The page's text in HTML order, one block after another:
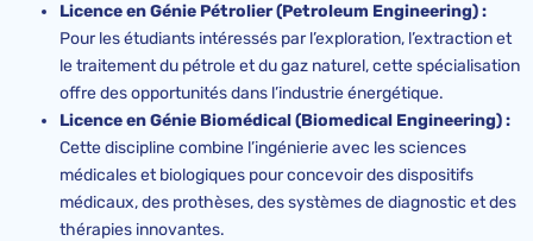
Licence en Génie Pétrolier (Petroleum Engineering) :
Pour les étudiants intéressés par l’exploration, l’extraction et
le traitement du pétrole et du gaz naturel, cette spécialisation
offre des opportunités dans l’industrie énergétique.
Licence en Génie Biomédical (Biomedical Engineering) :
Cette discipline combine l’ingénierie avec les sciences
médicales et biologiques pour concevoir des dispositifs
médicaux, des prothèses, des systèmes de diagnostic et des
thérapies innovantes.